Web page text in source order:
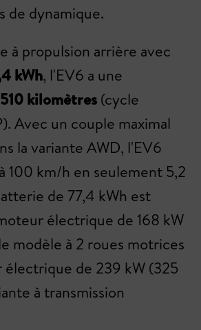
de dynamique.
à propulsion arrière avec
kWh, l'EV6 a une
kilomètres (cycle
Avec un couple maximal
la variante AWD, l'EV6
100 km/h en seulement 5,2
de 77,4 kWh est
électrique de 168 kW
modèle à 2 roues motrices
électrique de 239 kW (325
à transmission